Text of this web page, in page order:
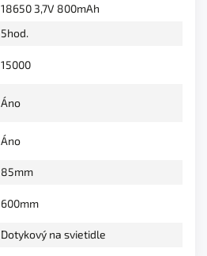
18650 3,7V 800mAh
5hod.
15000
Áno
Áno
85mm
600mm
Dotykový na svietidle